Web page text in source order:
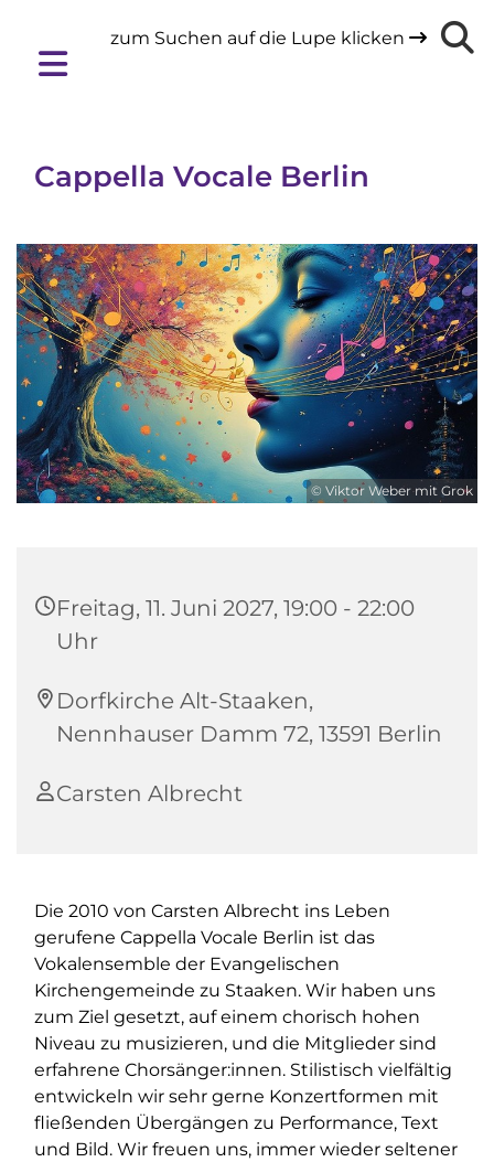
zum Suchen auf die Lupe klicken
Cappella Vocale Berlin
© Viktor Weber mit Grok
Freitag, 11. Juni 2027, 19:00 - 22:00
Uhr
Dorfkirche Alt-Staaken,
Nennhauser Damm 72, 13591 Berlin
Carsten Albrecht
Die 2010 von Carsten Albrecht ins Leben
gerufene Cappella Vocale Berlin ist das
Vokalensemble der Evangelischen
Kirchengemeinde zu Staaken. Wir haben uns
zum Ziel gesetzt, auf einem chorisch hohen
Niveau zu musizieren, und die Mitglieder sind
erfahrene Chorsänger:innen. Stilistisch vielfältig
entwickeln wir sehr gerne Konzertformen mit
fließenden Übergängen zu Performance, Text
und Bild. Wir freuen uns, immer wieder seltener